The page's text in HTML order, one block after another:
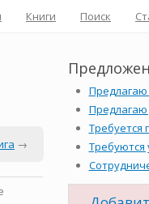
Книги Поиск
→
Предлагаю
Требуется
Требуются